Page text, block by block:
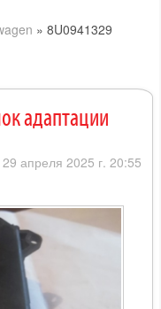
» 8U0941329
адаптации
апреля 2025 г. 20:55